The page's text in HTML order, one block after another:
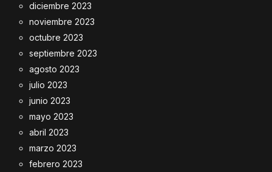
diciembre 2023
noviembre 2023
octubre 2023
septiembre 2023
agosto 2023
julio 2023
junio 2023
mayo 2023
abril 2023
marzo 2023
febrero 2023